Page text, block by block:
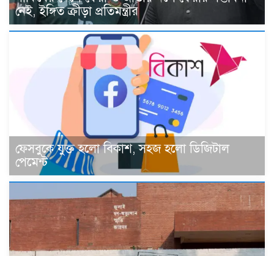
নেই, ইঙ্গিত ক্রীড়া প্রতিমন্ত্রীর
ফেসবুকে যুক্ত হলো বিকাশ, সহজ হলো ডিজিটাল
পেমেন্ট